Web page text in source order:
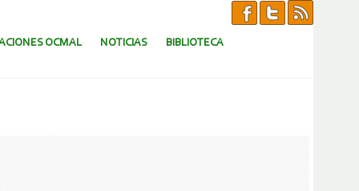
OCMAL NOTICIAS BIBLIOTECA